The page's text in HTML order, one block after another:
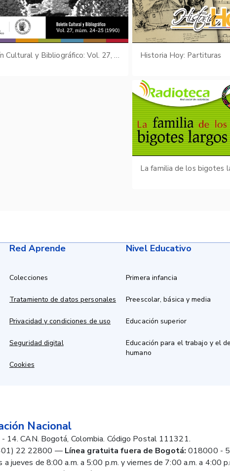
Boletín Cultural y Bibliográfico: Vol. 27, núm. 24-25 (1990) Historia Hoy: Partituras
La familia de los bigotes
Red Aprende
Colecciones
Tratamiento de datos personales
Privacidad y condiciones de uso
Seguridad digital
Cookies
Nivel Educativo
Primera infancia
Preescolar, básica y media
Educación superior
Educación para el trabajo y el
humano
Nacional
14. CAN. Bogotá, Colombia. Código Postal 111321.
22 22800 — Línea gratuita fuera de Bogotá: 018000 -
a jueves de 8:00 a.m. a 5:00 p.m. y viernes de 7:00 a.m. a 4:00